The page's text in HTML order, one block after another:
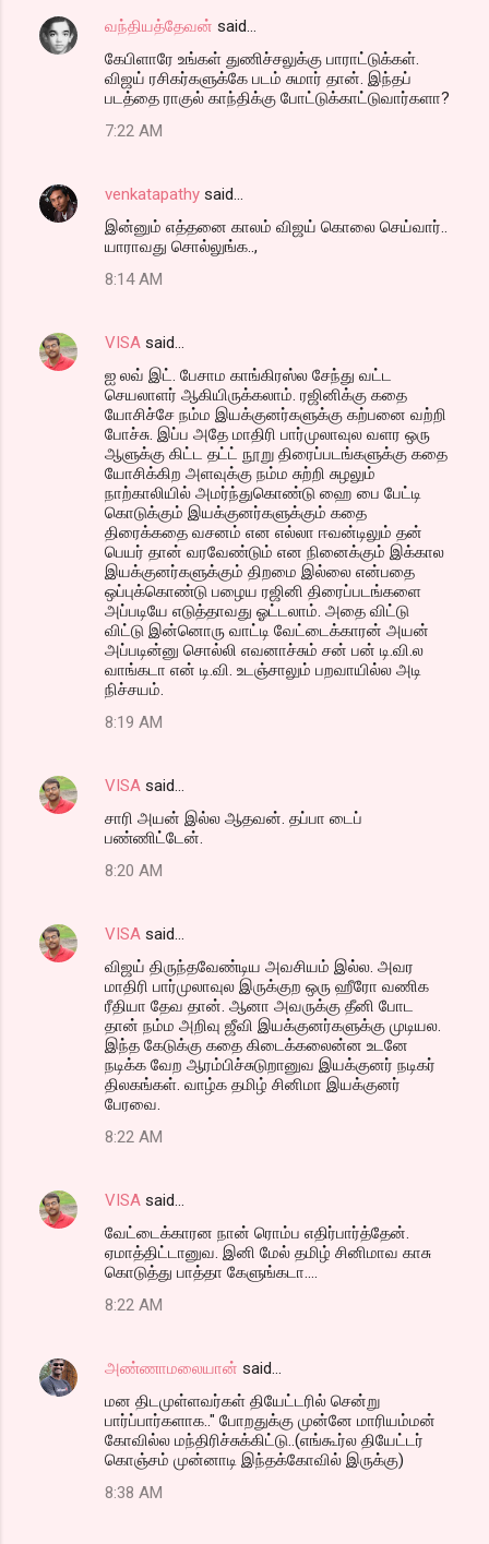
வந்தியத்தேவன் said…
கேபிளாரே உங்கள் துணிச்சலுக்கு பாராட்டுக்கள்.
விஜய் ரசிகர்களுக்கே படம் சுமார் தான். இந்தப்
படத்தை ராகுல் காந்திக்கு போட்டுக்காட்டுவார்களா?
7:22 AM
venkatapathy said…
இன்னும் எத்தனை காலம் விஜய் கொலை செய்வார்..
யாராவது சொல்லுங்க..,
8:14 AM
VISA said…
ஐ லவ் இட். பேசாம காங்கிரஸ்ல சேந்து வட்ட
செயலாளர் ஆகியிருக்கலாம். ரஜினிக்கு கதை
யோசிச்சே நம்ம இயக்குனர்களுக்கு கற்பனை வற்றி
போச்சு. இப்ப அதே மாதிரி பார்முலாவுல வளர ஒரு
ஆளுக்கு கிட்ட தட்ட் நூறு திரைப்படங்களுக்கு கதை
யோசிக்கிற அளவுக்கு நம்ம சுற்றி சுழலும்
நாற்காலியில் அமர்ந்துகொண்டு ஹை பை பேட்டி
கொடுக்கும் இயக்குனர்களுக்கும் கதை
திரைக்கதை வசனம் என எல்லா ஈவன்டிலும் தன்
பெயர் தான் வரவேண்டும் என நினைக்கும் இக்கால
இயக்குனர்களுக்கும் திறமை இல்லை என்பதை
ஒப்புக்கொண்டு பழைய ரஜினி திரைப்படங்களை
அப்படியே எடுத்தாவது ஓட்டலாம். அதை விட்டு
விட்டு இன்னொரு வாட்டி வேட்டைக்காரன் அயன்
அப்படின்னு சொல்லி எவனாச்சும் சன் பன் டி.வி.ல
வாங்கடா என் டி.வி. உடஞ்சாலும் பறவாயில்ல அடி
நிச்சயம்.
8:19 AM
VISA said…
சாரி அயன் இல்ல ஆதவன். தப்பா டைப்
பண்ணிட்டேன்.
8:20 AM
VISA said…
விஜய் திருந்தவேண்டிய அவசியம் இல்ல. அவர
மாதிரி பார்முலாவுல இருக்குற ஒரு ஹீரோ வணிக
ரீதியா தேவ தான். ஆனா அவருக்கு தீனி போட
தான் நம்ம அறிவு ஜீவி இயக்குனர்களுக்கு முடியல.
இந்த கேடுக்கு கதை கிடைக்கலைன்ன உடனே
நடிக்க வேற ஆரம்பிச்சுடுறானுவ இயக்குனர் நடிகர்
திலகங்கள். வாழ்க தமிழ் சினிமா இயக்குனர்
பேரவை.
8:22 AM
VISA said…
வேட்டைக்காரன நான் ரொம்ப எதிர்பார்த்தேன்.
ஏமாத்திட்டானுவ. இனி மேல் தமிழ் சினிமாவ காசு
கொடுத்து பாத்தா கேளுங்கடா....
8:22 AM
அண்ணாமலையான் said…
மன திடமுள்ளவர்கள் தியேட்டரில் சென்று
பார்ப்பார்களாக.." போறதுக்கு முன்னே மாரியம்மன்
கோவில்ல மந்திரிச்சுக்கிட்டு..(எங்கூர்ல தியேட்டர்
கொஞ்சம் முன்னாடி இந்தக்கோவில் இருக்கு)
8:38 AM